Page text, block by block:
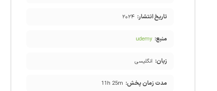
تاریخ انتشار: ۲۰۲۴
منبع: udemy
زبان: انگلیسی
مدت زمان پخش: 11h 25m